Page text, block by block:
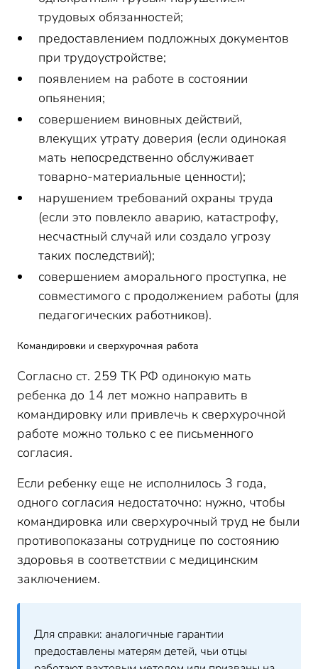
трудовых обязанностей;
предоставлением подложных документов
при трудоустройстве;
появлением на работе в состоянии
опьянения;
совершением виновных действий,
влекущих утрату доверия (если одинокая
мать непосредственно обслуживает
товарно-материальные ценности);
нарушением требований охраны труда
(если это повлекло аварию, катастрофу,
несчастный случай или создало угрозу
таких последствий);
совершением аморального проступка, не
совместимого с продолжением работы (для
педагогических работников).
Командировки и сверхурочная работа
Согласно ст. 259 ТК РФ одинокую мать
ребенка до 14 лет можно направить в
командировку или привлечь к сверхурочной
работе можно только с ее письменного
согласия.
Если ребенку еще не исполнилось 3 года,
одного согласия недостаточно: нужно, чтобы
командировка или сверхурочный труд не были
противопоказаны сотруднице по состоянию
здоровья в соответствии с медицинским
заключением.
Для справки: аналогичные гарантии
предоставлены матерям детей, чьи отцы